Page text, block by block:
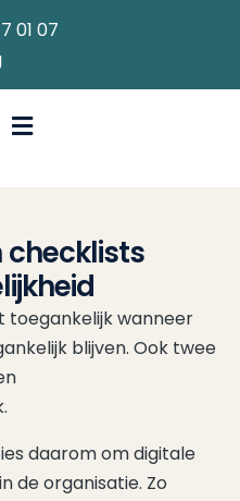
01 07
checklists
wanneer
blijven. Ook twee
daarom om digitale
de organisatie. Zo